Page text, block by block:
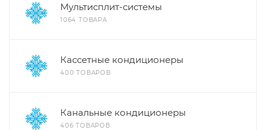
Мультисплит-системы
1064 ТОВАРА
Кассетные кондиционеры
400 ТОВАРОВ
Канальные кондиционеры
406 ТОВАРОВ